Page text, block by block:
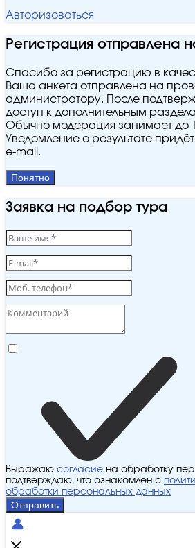
Авторизоваться
Регистрация отправлена
Спасибо за регистрацию в
Ваша анкета отправлена на
администратору. После
доступ к дополнительным
Обычно модерация занимает до
Уведомление о результате
e‑mail.
Понятно
Заявка на подбор тура
Выражаю согласие на обработку
подтверждаю, что ознакомлен с
обработки персональных данных
Отправить